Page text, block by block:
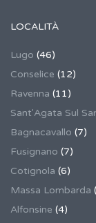
LOCALITÀ
Lugo (46)
Conselice (12)
Ravenna (11)
Sant'Agata Sul
Bagnacavallo (7)
Fusignano (7)
Cotignola (6)
Massa Lombarda
Alfonsine (4)